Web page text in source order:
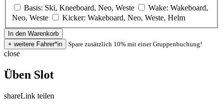
Basis: Ski, Kneeboard, Neo, Weste
Wake: Wakeboard,
Neo, Weste
Kicker: Wakeboard, Neo, Weste, Helm
Spare zusätzlich 10% mit einer Gruppenbuchung!
close
Üben Slot
shareLink teilen